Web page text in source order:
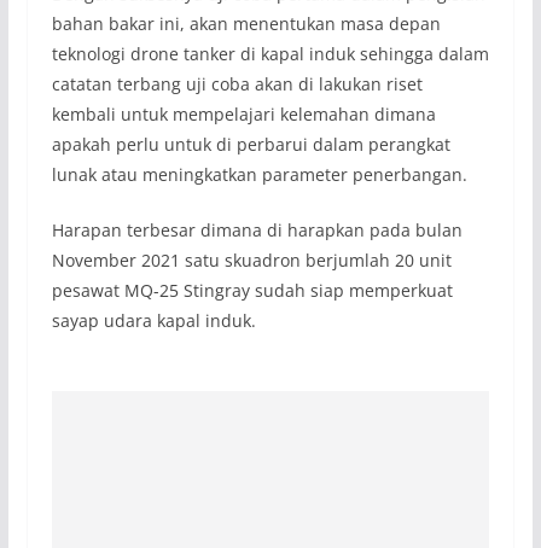
bahan bakar ini, akan menentukan masa depan
teknologi drone tanker di kapal induk sehingga dalam
catatan terbang uji coba akan di lakukan riset
kembali untuk mempelajari kelemahan dimana
apakah perlu untuk di perbarui dalam perangkat
lunak atau meningkatkan parameter penerbangan.
Harapan terbesar dimana di harapkan pada bulan
November 2021 satu skuadron berjumlah 20 unit
pesawat MQ-25 Stingray sudah siap memperkuat
sayap udara kapal induk.